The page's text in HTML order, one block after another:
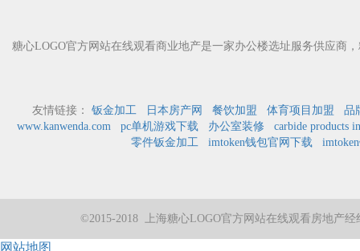
糖心LOGO官方网站在线观看商业地产是一家办公楼选址服务供应商
友情链接： 钣金加工 日本房产网 餐饮加盟 体育项目加盟
品
www.kanwenda.com
pc单机游戏下载 办公室装修
carbide products
零件钣金加工
imtoken钱包官网下载
©2015-2018 上海糖心LOGO官方网站在线观看房地产
网站地图